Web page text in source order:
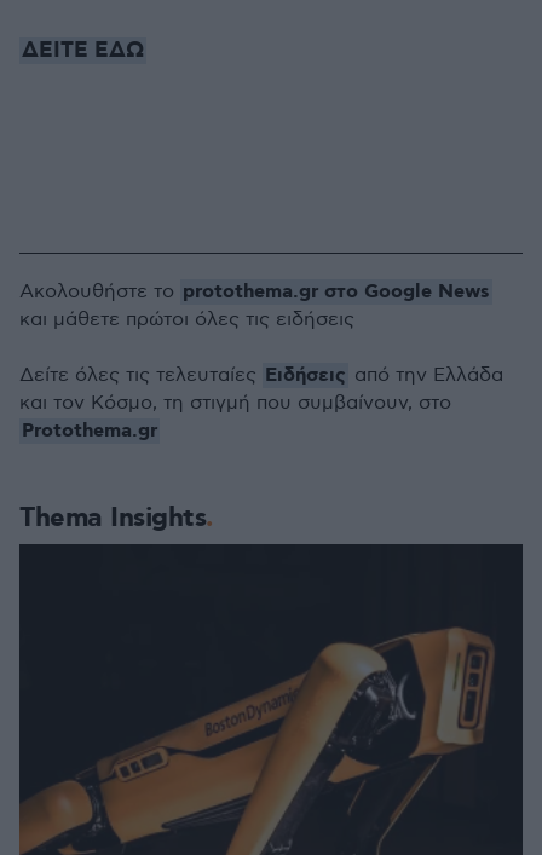
ΔΕΙΤΕ ΕΔΩ
Thema Insights
Ακολουθήστε το protothema.gr στο Google News
και μάθετε πρώτοι όλες τις ειδήσεις
Δείτε όλες τις τελευταίες Ειδήσεις από την Ελλάδα
και τον Κόσμο, τη στιγμή που συμβαίνουν, στο
Protothema.gr